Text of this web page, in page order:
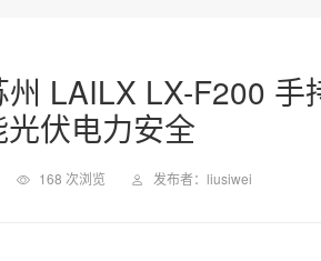
LAILX LX-F200 手
光伏电力安全
168 次浏览 发布者：liusiwei